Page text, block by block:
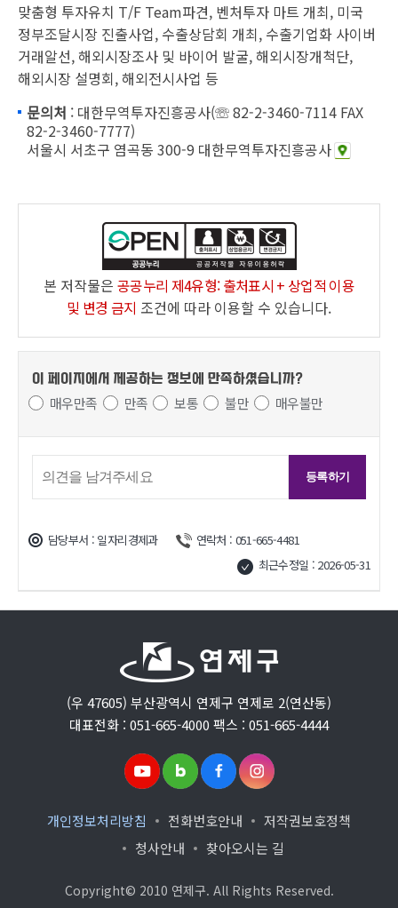
맞춤형 투자유치 T/F Team파견, 벤처투자 마트 개최, 미국
정부조달시장 진출사업, 수출상담회 개최, 수출기업화 사이버
거래알선, 해외시장조사 및 바이어 발굴, 해외시장개척단,
해외시장 설명회, 해외전시사업 등
문의처 : 대한무역투자진흥공사(☏ 82-2-3460-7114 FAX
82-2-3460-7777)
서울시 서초구 염곡동 300-9 대한무역투자진흥공사
본 저작물은 공공누리 제4유형: 출처표시 + 상업적 이용
및 변경 금지 조건에 따라 이용할 수 있습니다.
담당부서 : 일자리경제과
연락처 : 051-665-4481
최근수정일 : 2026-05-31
이 페이지에서 제공하는 정보에 만족하셨습니까?
매우만족 만족 보통 불만 매우불만
(우 47605) 부산광역시 연제구 연제로 2(연산동)
대표전화 : 051-665-4000 팩스 : 051-665-4444
개인정보처리방침 전화번호안내
저작권보호정책
청사안내
찾아오시는 길
Copyright© 2010 연제구. All Rights Reserved.